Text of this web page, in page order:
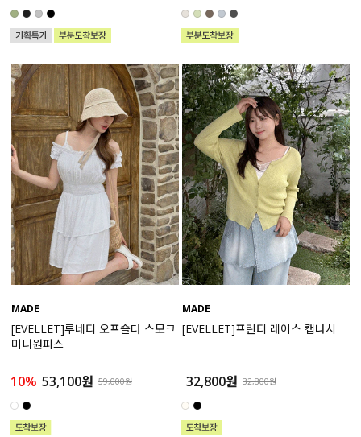
니트
아우터
스커트
언더웨어/파자마
코디템
FIT ZOOM
MADE
[EVELLET]루네티 오프숄더 스모크
미니원피스
10% 53,100원 59,000원
MADE
[EVELLET]프린티 레이스 캡나시
32,800원 32,800원